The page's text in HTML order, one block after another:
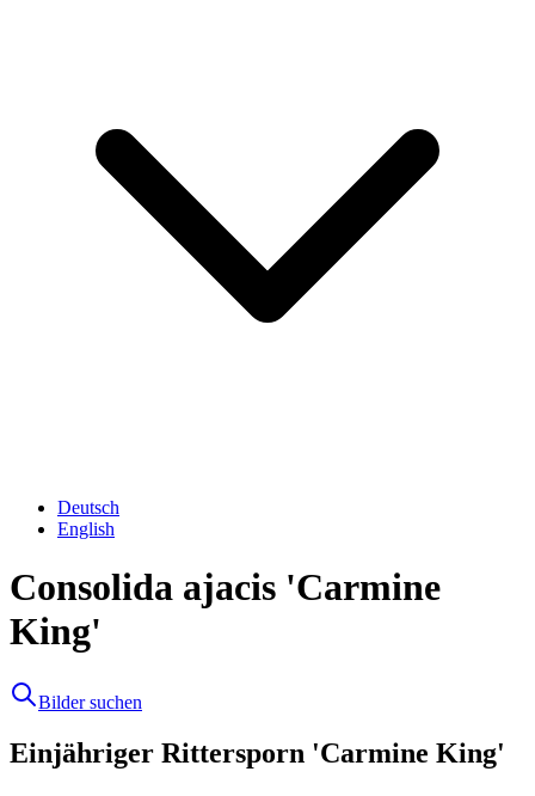
Deutsch
English
Consolida ajacis 'Carmine
King'
Bilder suchen
Einjähriger Rittersporn 'Carmine King'